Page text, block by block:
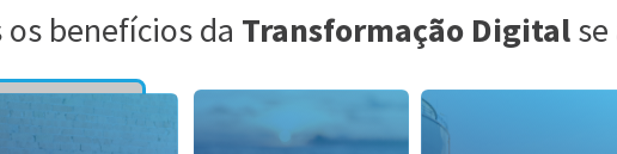
os benefícios da Transformação Digital